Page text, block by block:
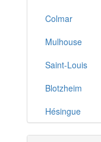
Colmar
Mulhouse
Saint-Louis
Blotzheim
Hésingue
Village-Neuf